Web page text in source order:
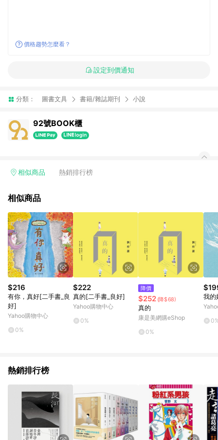
價格趨勢怎麼看？
設定到價通知
分類： 圖書文具 書籍/雜誌期刊 小說
92號BOOK櫃
相似商品 熱銷排行榜
相似商品
$216
有你，真好[二手書_良
好]
Yahoo購物中心
0%
$222
真的[二手書_良好]
Yahoo購物中心
0%
降價
$252 (降$68)
真的
康是美網購eShop
0%
我的
熱銷排行榜